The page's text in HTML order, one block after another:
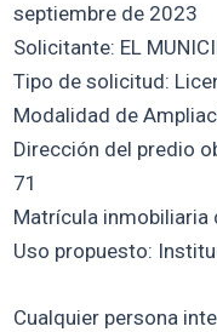
septiembre de 2023
Solicitante: EL
Tipo de solicitud:
Modalidad de
Dirección del predio
71
Matrícula
Uso propuesto:
Cualquier persona